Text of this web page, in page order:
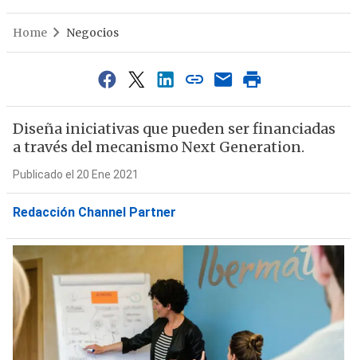
Home Negocios
Diseña iniciativas que pueden ser financiadas
a través del mecanismo Next Generation.
Publicado el 20 Ene 2021
Redacción Channel Partner